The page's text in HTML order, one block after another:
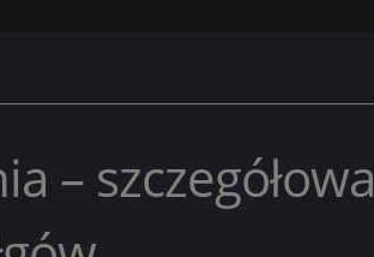
– szczegółowa